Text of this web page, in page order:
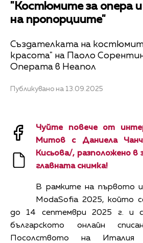
"Костюмите за опера и
на пропорциите"
Създателката на
красота" на Паоло
Операта в Неапол
Публикувано на 13.09.2025
Чуйте повече от
Митов с Даниела
Кисьова/, разположено в
главната снимка!
В рамките на първото
ModaSofia 2025, който
до 14 септември 2025 г. и
българското онлайн
Посолството на